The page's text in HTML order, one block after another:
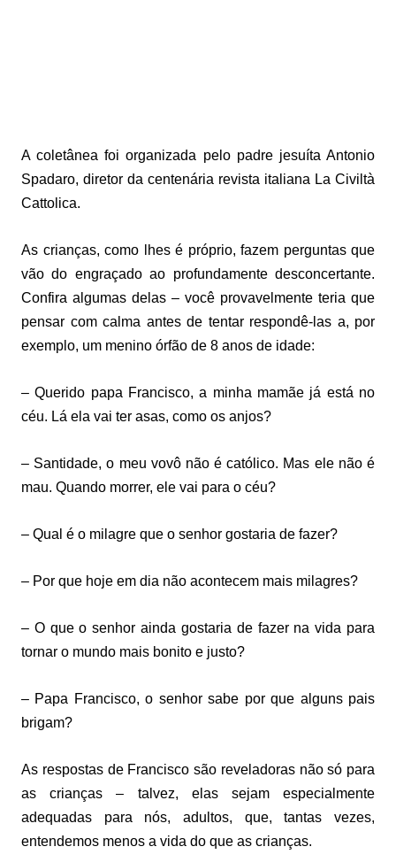
A coletânea foi organizada pelo padre jesuíta Antonio
Spadaro, diretor da centenária revista italiana La Civiltà
Cattolica.
As crianças, como lhes é próprio, fazem perguntas que
vão do engraçado ao profundamente desconcertante.
Confira algumas delas – você provavelmente teria que
pensar com calma antes de tentar respondê-las a, por
exemplo, um menino órfão de 8 anos de idade:
– Querido papa Francisco, a minha mamãe já está no
céu. Lá ela vai ter asas, como os anjos?
– Santidade, o meu vovô não é católico. Mas ele não é
mau. Quando morrer, ele vai para o céu?
– Qual é o milagre que o senhor gostaria de fazer?
– Por que hoje em dia não acontecem mais milagres?
– O que o senhor ainda gostaria de fazer na vida para
tornar o mundo mais bonito e justo?
– Papa Francisco, o senhor sabe por que alguns pais
brigam?
As respostas de Francisco são reveladoras não só para
as crianças – talvez, elas sejam especialmente
adequadas para nós, adultos, que, tantas vezes,
entendemos menos a vida do que as crianças.